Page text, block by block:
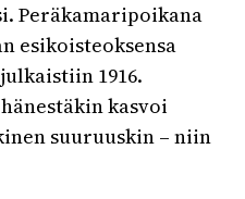
Peräkamaripoikana
esikoisteoksensa
1916.
kasvoi
suuruuskin – niin